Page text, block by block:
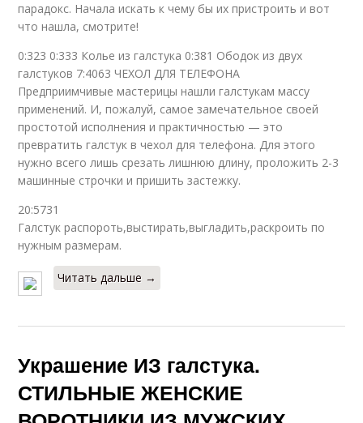
парадокс. Начала искать к чему бы их пристроить и вот
что нашла, смотрите!
0:323 0:333 Колье из галстука 0:381 Ободок из двух
галстуков 7:4063 ЧЕХОЛ ДЛЯ ТЕЛЕФОНА
Предприимчивые мастерицы нашли галстукам массу
применений. И, пожалуй, самое замечательное своей
простотой исполнения и практичностью — это
превратить галстук в чехол для телефона. Для этого
нужно всего лишь срезать лишнюю длину, проложить 2-3
машинные строчки и пришить застежку.
20:5731
Галстук распороть,выстирать,выгладить,раскроить по
нужным размерам.
Читать дальше →
Украшение ИЗ галстука.
СТИЛЬНЫЕ ЖЕНСКИЕ